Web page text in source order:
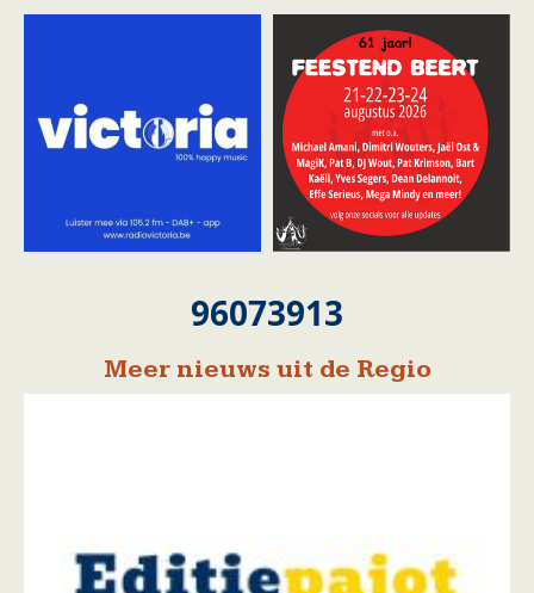
96073913
Meer nieuws uit de Regio